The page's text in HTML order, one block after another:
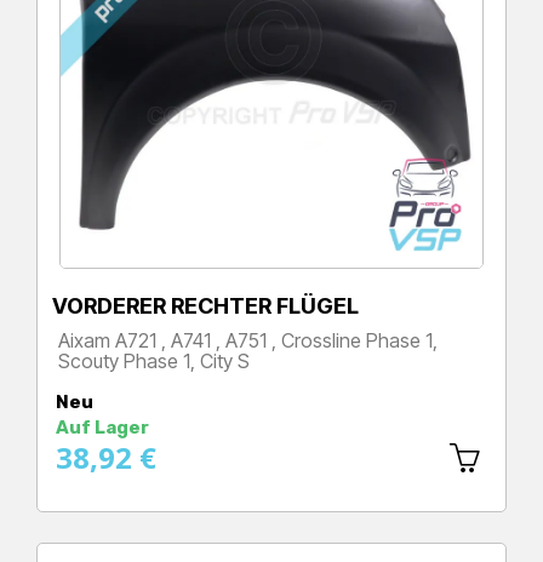
VORDERER RECHTER FLÜGEL
Aixam A721 , A741 , A751 , Crossline Phase 1,
Scouty Phase 1, City S
Neu
Auf Lager
38,92 €